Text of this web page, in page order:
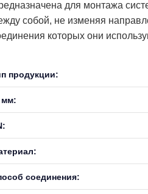
для монтажа
собой, не изменяя
которых они
продукции:
мм:
соединения: